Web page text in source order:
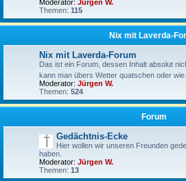
Moderator: Jürgen W.
Themen: 115
Nix mit Laverda-
Nix mit Laverda-Forum
Das ist ein Forum, dessen Inhalt absolut
kann man übers Wetter quatschen oder wie
Moderator: Jürgen W.
Themen: 524
Forum
Gedächtnis-Ecke
Hier wollen wir unseren Freunden
haben.
Moderator: Jürgen W.
Themen: 13